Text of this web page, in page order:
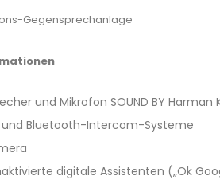
Gegensprechanlage
und Mikrofon SOUND BY Harman
Bluetooth-Intercom-Systeme
digitale Assistenten („Ok